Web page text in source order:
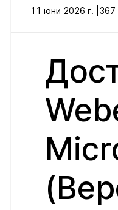
11 юни 2026 г. | 367